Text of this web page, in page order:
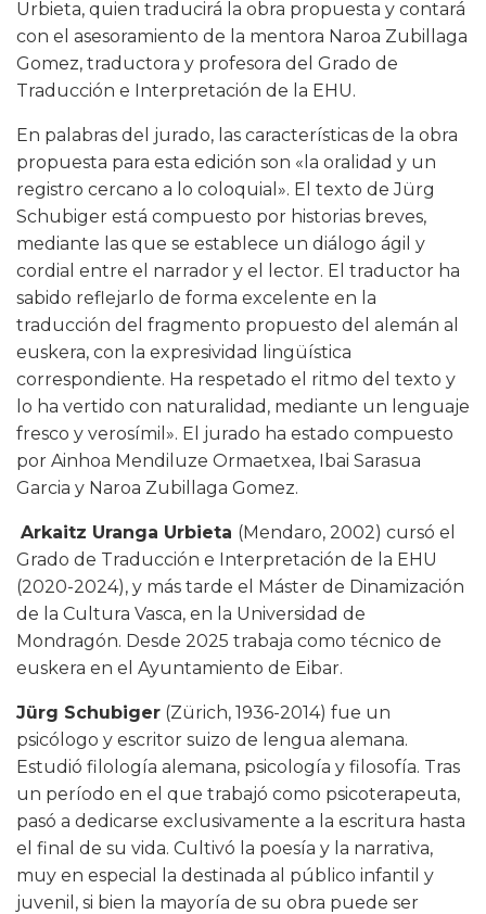
Urbieta, quien traducirá la obra propuesta y contará
con el asesoramiento de la mentora Naroa Zubillaga
Gomez, traductora y profesora del Grado de
Traducción e Interpretación de la EHU.
En palabras del jurado, las características de la obra
propuesta para esta edición son «la oralidad y un
registro cercano a lo coloquial». El texto de Jürg
Schubiger está compuesto por historias breves,
mediante las que se establece un diálogo ágil y
cordial entre el narrador y el lector. El traductor ha
sabido reflejarlo de forma excelente en la
traducción del fragmento propuesto del alemán al
euskera, con la expresividad lingüística
correspondiente. Ha respetado el ritmo del texto y
lo ha vertido con naturalidad, mediante un lenguaje
fresco y verosímil». El jurado ha estado compuesto
por Ainhoa Mendiluze Ormaetxea, Ibai Sarasua
Garcia y Naroa Zubillaga Gomez.
Arkaitz Uranga Urbieta (Mendaro, 2002) cursó el
Grado de Traducción e Interpretación de la EHU
(2020-2024), y más tarde el Máster de Dinamización
de la Cultura Vasca, en la Universidad de
Mondragón. Desde 2025 trabaja como técnico de
euskera en el Ayuntamiento de Eibar.
Jürg Schubiger (Zürich, 1936-2014) fue un
psicólogo y escritor suizo de lengua alemana.
Estudió filología alemana, psicología y filosofía. Tras
un período en el que trabajó como psicoterapeuta,
pasó a dedicarse exclusivamente a la escritura hasta
el final de su vida. Cultivó la poesía y la narrativa,
muy en especial la destinada al público infantil y
juvenil, si bien la mayoría de su obra puede ser